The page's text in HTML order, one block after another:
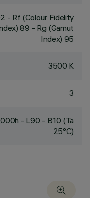
- Rf (Colour Fidelity
89 - Rg (Gamut
Index) 95
3500 K
3
- L90 - B10 (Ta
25°C)